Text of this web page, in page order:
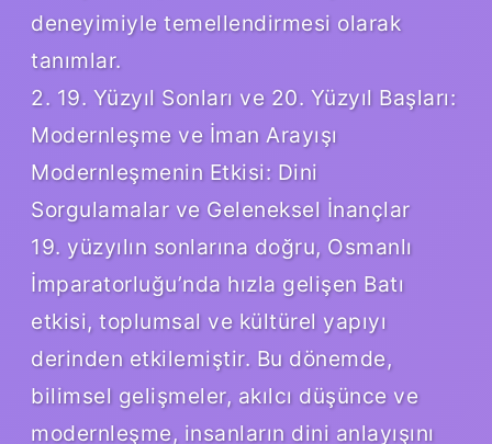
deneyimiyle temellendirmesi olarak
tanımlar.
2. 19. Yüzyıl Sonları ve 20. Yüzyıl Başları:
Modernleşme ve İman Arayışı
Modernleşmenin Etkisi: Dini
Sorgulamalar ve Geleneksel İnançlar
19. yüzyılın sonlarına doğru, Osmanlı
İmparatorluğu’nda hızla gelişen Batı
etkisi, toplumsal ve kültürel yapıyı
derinden etkilemiştir. Bu dönemde,
bilimsel gelişmeler, akılcı düşünce ve
modernleşme, insanların dini anlayışını